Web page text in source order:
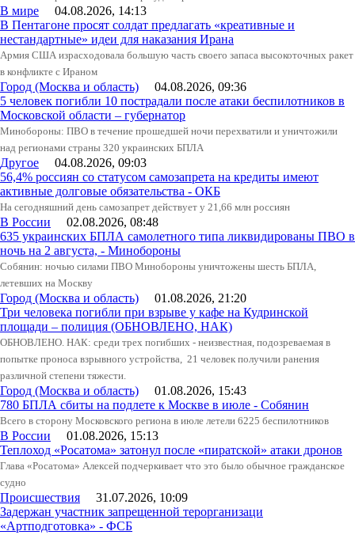
В мире 04.08.2026, 14:13
В Пентагоне просят солдат предлагать «креативные и
нестандартные» идеи для наказания Ирана
Армия США израсходовала большую часть своего запаса высокоточных ракет
в конфликте с Ираном
Город (Москва и область) 04.08.2026, 09:36
5 человек погибли 10 пострадали после атаки беспилотников в
Московской области – губернатор
Минобороны: ПВО в течение прошедшей ночи перехватили и уничтожили
над регионами страны 320 украинских БПЛА
Другое 04.08.2026, 09:03
56,4% россиян со статусом самозапрета на кредиты имеют
активные долговые обязательства - ОКБ
На сегодняшний день самозапрет действует у 21,66 млн россиян
В России 02.08.2026, 08:48
635 украинских БПЛА самолетного типа ликвидированы ПВО в
ночь на 2 августа, - Минобороны
Собянин: ночью силами ПВО Минобороны уничтожены шесть БПЛА,
летевших на Москву
Город (Москва и область) 01.08.2026, 21:20
Три человека погибли при взрыве у кафе на Кудринской
площади – полиция (ОБНОВЛЕНО, НАК)
ОБНОВЛЕНО. НАК: среди трех погибших - неизвестная, подозреваемая в
попытке проноса взрывного устройства, 21 человек получили ранения
различной степени тяжести.
Город (Москва и область) 01.08.2026, 15:43
780 БПЛА сбиты на подлете к Москве в июле - Собянин
Всего в сторону Московского региона в июле летели 6225 беспилотников
В России 01.08.2026, 15:13
Теплоход «Росатома» затонул после «пиратской» атаки дронов
Глава «Росатома» Алексей подчеркивает что это было обычное гражданское
судно
Происшествия 31.07.2026, 10:09
Задержан участник запрещенной терорганизаци
«Артподготовка» - ФСБ